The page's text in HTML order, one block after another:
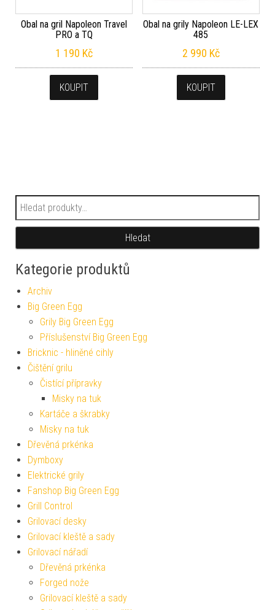
Obal na gril Napoleon Travel
PRO a TQ
1 190 Kč
KOUPIT
Obal na grily Napoleon LE-LEX
485
2 990 Kč
KOUPIT
Hledat:
Hledat
Kategorie produktů
Archiv
Big Green Egg
Grily Big Green Egg
Příslušenství Big Green Egg
Bricknic - hliněné cihly
Čištění grilu
Čistící přípravky
Misky na tuk
Kartáče a škrabky
Misky na tuk
Dřevěná prkénka
Dymboxy
Elektrické grily
Fanshop Big Green Egg
Grill Control
Grilovací desky
Grilovací kleště a sady
Grilovací nářadí
Dřevěná prkénka
Forged nože
Grilovací kleště a sady